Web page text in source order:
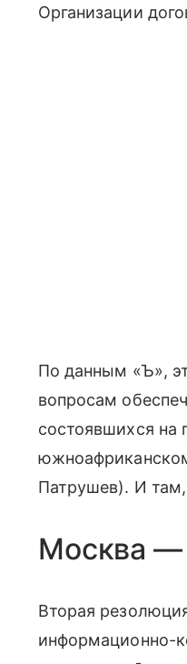
Организации
По данным «Ъ»,
вопросам
состоявшихся на
Патрушев). И
Москва —
Вторая
информационно-